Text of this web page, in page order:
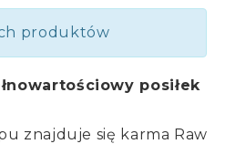
produktów
posiłek
znajduje się karma Raw